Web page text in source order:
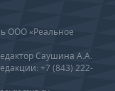
ООО «Реальное
Саушина А.А.
+7 (843) 222-